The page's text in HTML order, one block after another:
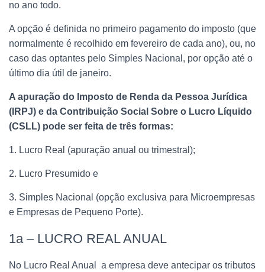
no ano todo.
A opção é definida no primeiro pagamento do imposto (que
normalmente é recolhido em fevereiro de cada ano), ou, no
caso das optantes pelo Simples Nacional, por opção até o
último dia útil de janeiro.
A apuração do Imposto de Renda da Pessoa Jurídica
(IRPJ) e da Contribuição Social Sobre o Lucro Líquido
(CSLL) pode ser feita de três formas:
1. Lucro Real (apuração anual ou trimestral);
2. Lucro Presumido e
3. Simples Nacional (opção exclusiva para Microempresas
e Empresas de Pequeno Porte).
1a – LUCRO REAL ANUAL
No Lucro Real Anual a empresa deve antecipar os tributos